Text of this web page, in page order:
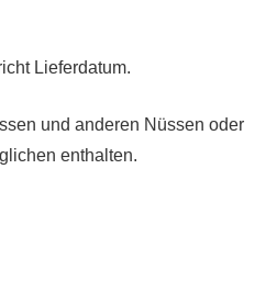
Lieferdatum.
und anderen Nüssen oder
enthalten.